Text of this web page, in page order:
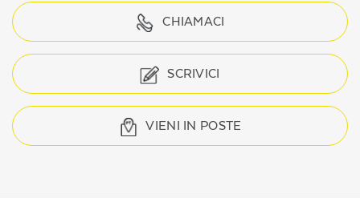
CHIAMACI
SCRIVICI
VIENI IN POSTE